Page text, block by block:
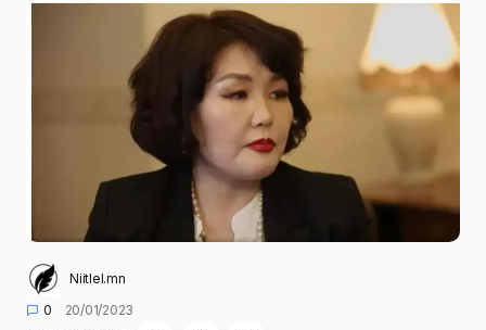
Niitlel.mn
0
20/01/2023